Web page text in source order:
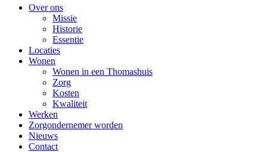
Over ons
Missie
Historie
Essentie
Locaties
Wonen
Wonen in een Thomashuis
Zorg
Kosten
Kwaliteit
Werken
Zorgondernemer worden
Nieuws
Contact